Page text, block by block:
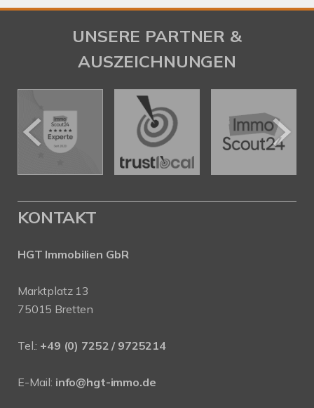
UNSERE PARTNER &
AUSZEICHNUNGEN
KONTAKT
HGT Immobilien GbR
Marktplatz 13
75015 Bretten
Tel.: +49 (0) 7252 / 9725214
E-Mail: info@hgt-immo.de